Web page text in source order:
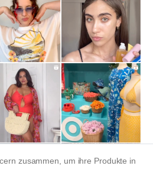
zusammen, um ihre Produkte in